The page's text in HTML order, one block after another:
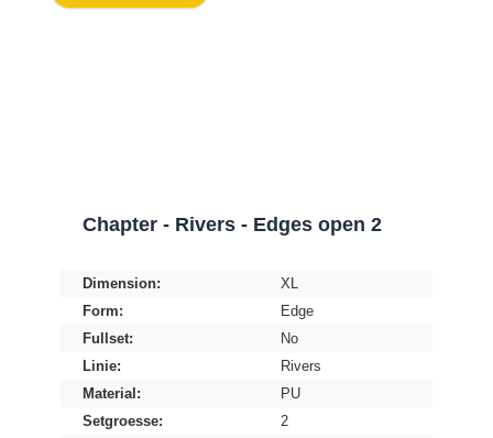
Chapter - Rivers - Edges open 2
Dimension:
XL
Form:
Edge
Fullset:
No
Linie:
Rivers
Material:
PU
Setgroesse:
2